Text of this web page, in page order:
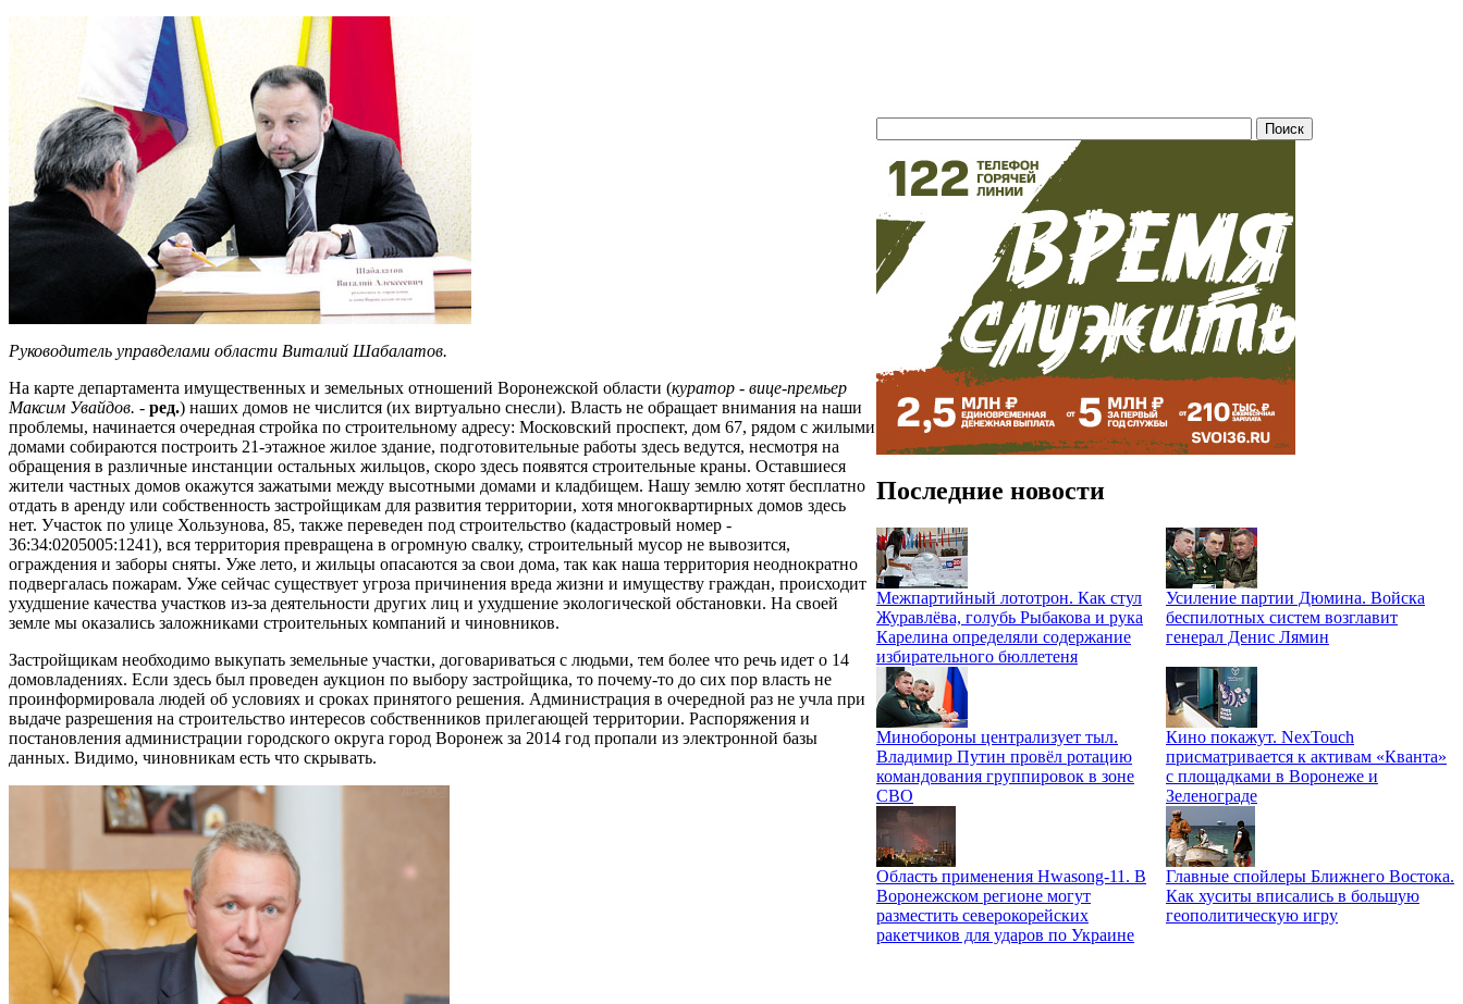
Руководитель управделами области Виталий Шабалатов.
На карте департамента имущественных и земельных отношений Воронежской области (куратор - вице-премьер
Максим Увайдов. - ред.) наших домов не числится (их виртуально снесли). Власть не обращает внимания на наши
проблемы, начинается очередная стройка по строительному адресу: Московский проспект, дом 67, рядом с жилыми
домами собираются построить 21-этажное жилое здание, подготовительные работы здесь ведутся, несмотря на
обращения в различные инстанции остальных жильцов, скоро здесь появятся строительные краны. Оставшиеся
жители частных домов окажутся зажатыми между высотными домами и кладбищем. Нашу землю хотят бесплатно
отдать в аренду или собственность застройщикам для развития территории, хотя многоквартирных домов здесь
нет. Участок по улице Хользунова, 85, также переведен под строительство (кадастровый номер -
36:34:0205005:1241), вся территория превращена в огромную свалку, строительный мусор не вывозится,
ограждения и заборы сняты. Уже лето, и жильцы опасаются за свои дома, так как наша территория неоднократно
подвергалась пожарам. Уже сейчас существует угроза причинения вреда жизни и имуществу граждан, происходит
ухудшение качества участков из-за деятельности других лиц и ухудшение экологической обстановки. На своей
земле мы оказались заложниками строительных компаний и чиновников.
Застройщикам необходимо выкупать земельные участки, договариваться с людьми, тем более что речь идет о 14
домовладениях. Если здесь был проведен аукцион по выбору застройщика, то почему-то до сих пор власть не
проинформировала людей об условиях и сроках принятого решения. Администрация в очередной раз не учла при
выдаче разрешения на строительство интересов собственников прилегающей территории. Распоряжения и
постановления администрации городского округа город Воронеж за 2014 год пропали из электронной базы
данных. Видимо, чиновникам есть что скрывать.
Последние новости
Межпартийный лототрон. Как стул
Журавлёва, голубь Рыбакова и рука
Карелина определяли содержание
избирательного бюллетеня
Усиление партии Дюмина. Войска
беспилотных систем возглавит
генерал Денис Лямин
Минобороны централизует тыл.
Владимир Путин провёл ротацию
командования группировок в зоне
СВО
Кино покажут. NexTouch
присматривается к активам «Кванта»
с площадками в Воронеже и
Зеленограде
Область применения Hwasong-11. В
Воронежском регионе могут
разместить северокорейских
ракетчиков для ударов по Украине
Главные спойлеры Ближнего Востока.
Как хуситы вписались в большую
геополитическую игру